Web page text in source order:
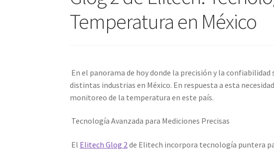
Temperatura en México
En el panorama de hoy donde la precisión y la
distintas industrias en México. En respuesta a esta
monitoreo de la temperatura en este país.
Tecnología Avanzada para Mediciones Precisas
El Elitech Glog 2 de Elitech incorpora tecnología puntera